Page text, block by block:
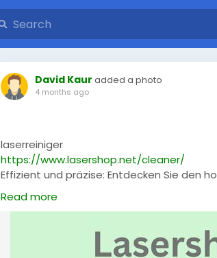
David Kaur added a photo
4 months ago
laserreiniger
https://www.lasershop.net/cleaner/
Effizient und präzise: Entdecken Sie den
bei LaserShop. Ideal zur Entfernung von
Schmutz auf Metalloberflächen. Schnell,
Vertrauen Sie auf modernste
makellose Ergebnisse.
Read more